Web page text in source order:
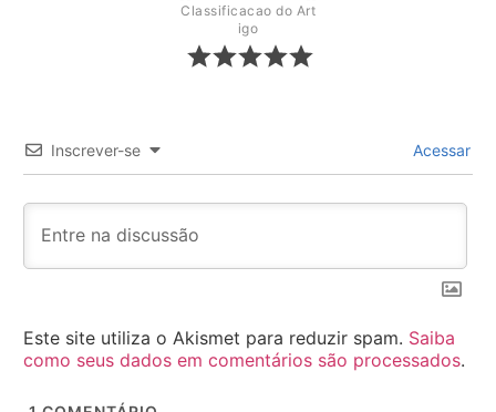
Classificacao do Art
igo
Inscrever-se Acessar
Este site utiliza o Akismet para reduzir spam. Saiba
como seus dados em comentários são processados.